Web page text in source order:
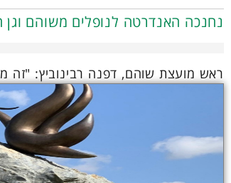
נחנכה האנדרטה לנופלים משוהם
ראש מועצת שוהם, דפנה רבינוביץ: "זה